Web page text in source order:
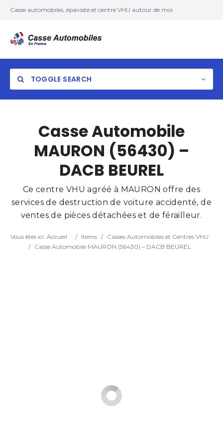
Casse automobiles, épaviste et centre VHU autour de moi
TOGGLE SEARCH
Search
Casse Automobile
MAURON (56430) –
DACB BEUREL
Ce centre VHU agréé à MAURON offre des
services de destruction de voiture accidenté, de
ventes de pièces détachées et de férailleur.
Vous êtes ici :Accueil / Items / Casses Automobiles et Centres VHU
/
Casse Automobile MAURON (56430) – DACB BEUREL